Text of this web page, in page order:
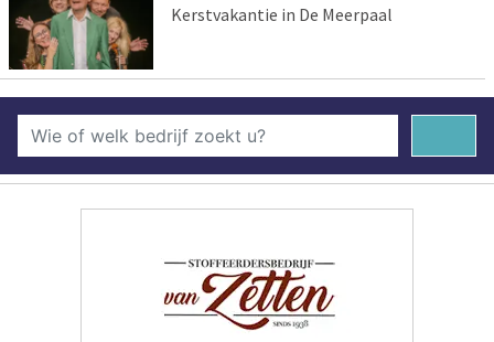
Kerstvakantie in De Meerpaal